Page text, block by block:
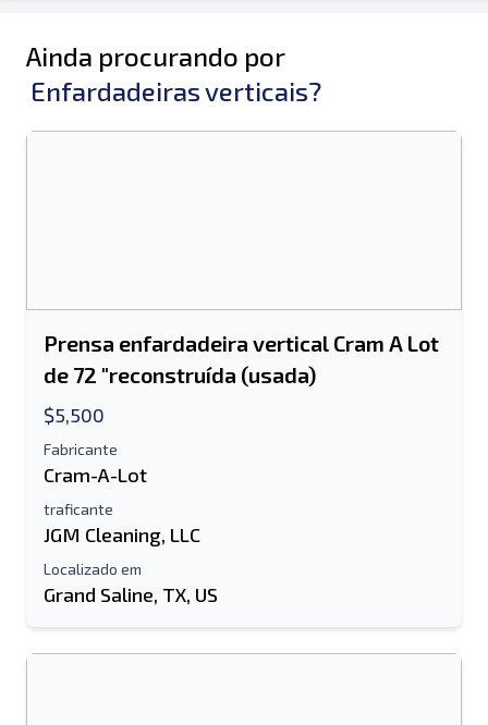
Ainda procurando por
Enfardadeiras verticais?
Prensa enfardadeira vertical Cram A Lot
de 72 "reconstruída (usada)
$5,500
Fabricante
Cram-A-Lot
traficante
JGM Cleaning, LLC
Localizado em
Grand Saline, TX, US